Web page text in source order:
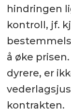
hindringen
kontroll, jf.
å øke
dyrere, er
kontrakten.